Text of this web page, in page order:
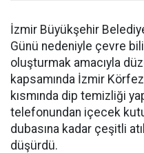
İzmir Büyükşehir
Günü nedeniyle çevre
oluşturmak amacıyla
kapsamında İzmir
kısmında dip temizliği
telefonundan içecek
dubasına kadar çeşitli
düşürdü.